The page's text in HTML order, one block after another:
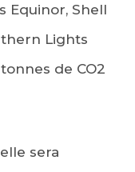
Equinor, Shell
Lights
de CO2
sera